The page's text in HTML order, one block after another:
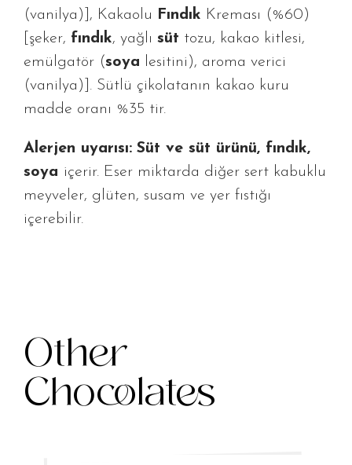
(vanilya)], Kakaolu Fındık Kreması (%60)
[şeker, fındık, yağlı süt tozu, kakao kitlesi,
emülgatör (soya lesitini), aroma verici
(vanilya)]. Sütlü çikolatanın kakao kuru
madde oranı %35 tir.
Alerjen uyarısı: Süt ve süt ürünü, fındık,
soya içerir. Eser miktarda diğer sert kabuklu
meyveler, glüten, susam ve yer fıstığı
içerebilir.
Other
Chocolates